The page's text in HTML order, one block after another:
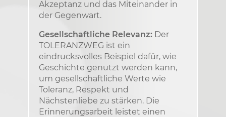
Akzeptanz und das Miteinander in
der Gegenwart.
Gesellschaftliche Relevanz: Der
TOLERANZWEG ist ein
eindrucksvolles Beispiel dafür, wie
Geschichte genutzt werden kann,
um gesellschaftliche Werte wie
Toleranz, Respekt und
Nächstenliebe zu stärken. Die
Erinnerungsarbeit leistet einen